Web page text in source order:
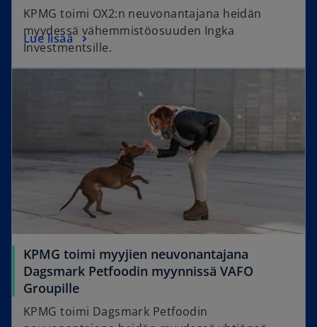
KPMG toimi OX2:n neuvonantajana heidän
myydessä vähemmistöosuuden Ingka
Investmentsille.
Lue lisää
KPMG toimi myyjien neuvonantajana
Dagsmark Petfoodin myynnissä VAFO
Groupille
KPMG toimi Dagsmark Petfoodin